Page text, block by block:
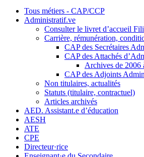
Tous métiers - CAP/CCP
Administratif.ve
Consulter le livret d’accueil
Carrière, rémunération,
CAP des Secrétaires
CAP des Attachés
Archives de 2006
CAP des Adjoints
Non titulaires, actualités
Statuts (titulaire, contractuel)
Articles archivés
AED. Assistant.e d’éducation
AESH
ATE
CPE
Directeur·rice